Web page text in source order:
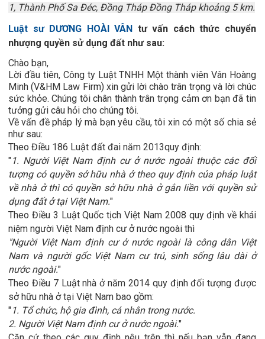
1, Thành Phố Sa Đéc, Đồng Tháp Đồng Tháp khoảng 5 km.
Luật sư DƯƠNG HOÀI VÂN tư vấn cách thức chuyển
nhượng quyền sử dụng đất như sau:
Chào bạn,
Lời đầu tiên, Công ty Luật TNHH Một thành viên Vân Hoàng
Minh (V&HM Law Firm) xin gửi lời chào trân trọng và lời chúc
sức khỏe. Chúng tôi chân thành trân trọng cảm ơn bạn đã tin
tưởng gửi câu hỏi cho chúng tôi.
Về vấn đề pháp lý mà bạn yêu cầu, tôi xin có một số chia sẻ
như sau:
Theo Điều 186 Luật đất đai năm 2013quy định:
"1. Người Việt Nam định cư ở nước ngoài thuộc các đối
tượng có quyền sở hữu nhà ở theo quy định của pháp luật
về nhà ở thì có quyền sở hữu nhà ở gắn liền với quyền sử
dụng đất ở tại Việt Nam."
Theo Điều 3 Luật Quốc tịch Việt Nam 2008 quy định về khái
niệm người Việt Nam định cư ở nước ngoài thì
"Người Việt Nam định cư ở nước ngoàilà công dân Việt
Nam và người gốc Việt Nam cư trú, sinh sống lâu dài ở
nước ngoài."
Theo Điều 7Luật nhà ở năm 2014quy định đối tượng được
sở hữu nhà ở tại Việt Nam bao gồm:
"1. Tổ chức, hộ gia đình, cá nhân trong nước.
2. Người Việt Nam định cư ở nước ngoài."